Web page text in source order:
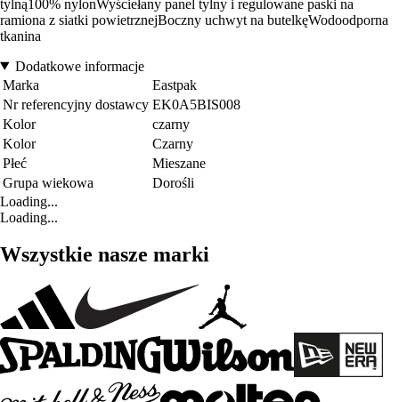
tylną100% nylonWyściełany panel tylny i regulowane paski na
ramiona z siatki powietrznejBoczny uchwyt na butelkęWodoodporna
tkanina
Dodatkowe informacje
Marka
Eastpak
Nr referencyjny dostawcy EK0A5BIS008
Kolor
czarny
Kolor
Czarny
Płeć
Mieszane
Grupa wiekowa
Dorośli
Loading...
Loading...
Wszystkie nasze marki